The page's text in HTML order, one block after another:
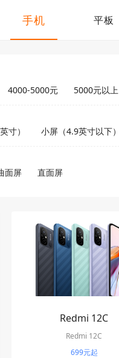
手机 平板
4000-5000元 5000元以上
寸） 小屏（4.9英寸以下）
面屏 直面屏
Redmi 12C
Redmi 12C
699元起